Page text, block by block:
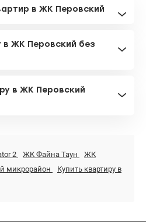
в ЖК Перовский
в ЖК Перовский без
в ЖК Перовский
2 ЖК Файна Таун
ЖК
микрорайон
Купить квартиру в